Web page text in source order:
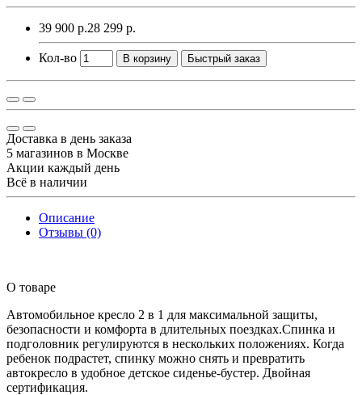
39 900 р.28 299 р.
Кол-во В корзину Быстрый заказ
Доставка в день заказа
5 магазинов в Москве
Акции каждый день
Всё в наличии
Описание
Отзывы (0)
О товаре
Автомобильное кресло 2 в 1 для максимальной защиты,
безопасности и комфорта в длительных поездках.Спинка и
подголовник регулируются в нескольких положениях. Когда
ребенок подрастет, спинку можно снять и превратить
автокресло в удобное детское сиденье-бустер. Двойная
сертификация.